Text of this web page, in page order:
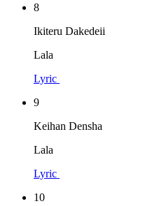
8
Ikiteru Dakedeii
Lala
Lyric
9
Keihan Densha
Lala
Lyric
10